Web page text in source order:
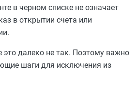
в черном списке не означает
в открытии счета или
это далеко не так. Поэтому важно
шаги для исключения из